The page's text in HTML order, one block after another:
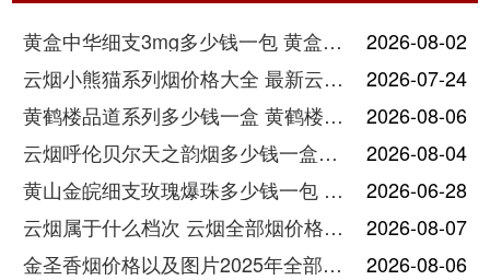
黄盒中华细支3mg多少钱一包 黄盒中华细支3mg香烟价格查询
2026-08-02
云烟小熊猫系列烟价格大全 最新云烟小熊猫图片报价
2026-07-24
黄鹤楼品道系列多少钱一盒 黄鹤楼品道系列香烟价格表图片
2026-08-06
云烟呼伦贝尔天之韵烟多少钱一盒中支价格
2026-08-04
黄山金皖细支玫瑰爆珠多少钱一包 黄山金皖细支玫瑰爆珠2025最新价格
2026-06-28
云烟属于什么档次 云烟全部烟价格表大全
2026-08-07
金圣香烟价格以及图片2025年全部价格
2026-08-06